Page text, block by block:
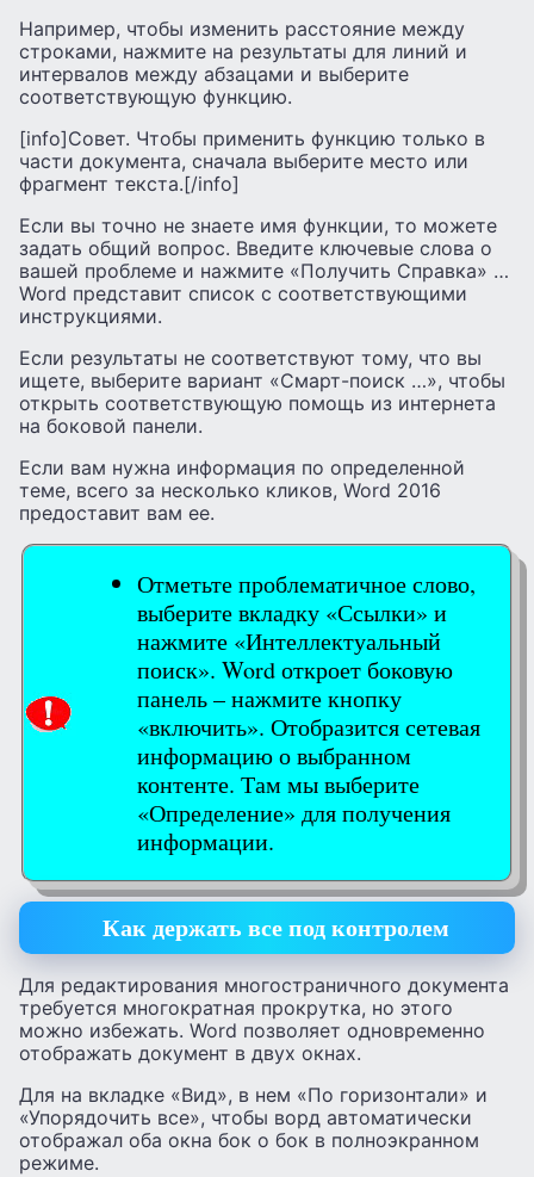
Например, чтобы изменить расстояние между
строками, нажмите на результаты для линий и
интервалов между абзацами и выберите
соответствующую функцию.
[info]Совет. Чтобы применить функцию только в
части документа, сначала выберите место или
фрагмент текста.[/info]
Если вы точно не знаете имя функции, то можете
задать общий вопрос. Введите ключевые слова о
вашей проблеме и нажмите «Получить Справка» …
Word представит список с соответствующими
инструкциями.
Если результаты не соответствуют тому, что вы
ищете, выберите вариант «Смарт-поиск …», чтобы
открыть соответствующую помощь из интернета
на боковой панели.
Если вам нужна информация по определенной
теме, всего за несколько кликов, Word 2016
предоставит вам ее.
Отметьте проблематичное слово,
выберите вкладку «Ссылки» и
нажмите «Интеллектуальный
поиск». Word откроет боковую
панель – нажмите кнопку
«включить». Отобразится сетевая
информацию о выбранном
контенте. Там мы выберите
«Определение» для получения
информации.
Как держать все под контролем
Для редактирования многостраничного документа
требуется многократная прокрутка, но этого
можно избежать. Word позволяет одновременно
отображать документ в двух окнах.
Для на вкладке «Вид», в нем «По горизонтали» и
«Упорядочить все», чтобы ворд автоматически
отображал оба окна бок о бок в полноэкранном
режиме.